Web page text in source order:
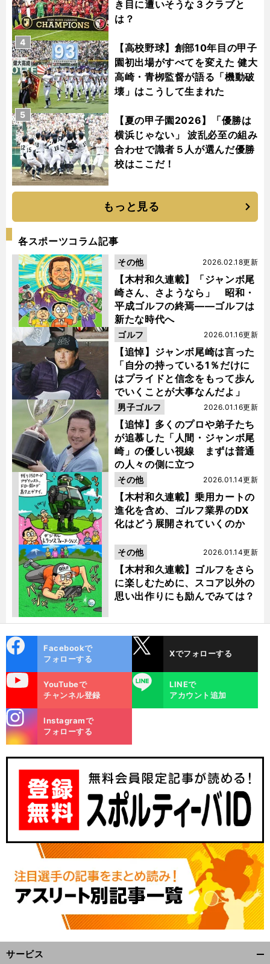
き目に遭いそうな３クラブと
は？
【高校野球】創部10年目の甲子
園初出場がすべてを変えた 健大
高崎・青栁監督が語る「機動破
壊」はこうして生まれた
4
【夏の甲子園2026】「優勝は
横浜じゃない」 波乱必至の組み
合わせで識者５人が選んだ優勝
校はここだ！
5
もっと見る
各スポーツコラム記事
【木村和久連載】「ジャンボ尾
崎さん、さようなら」 昭和・
平成ゴルフの終焉――ゴルフは
新たな時代へ
2026.02.18更新
その他
【追悼】ジャンボ尾崎は言った
「自分の持っている1％だけに
はプライドと信念をもって歩ん
でいくことが大事なんだよ」
2026.01.16更新
ゴルフ
【追悼】多くのプロや弟子たち
が追慕した「人間・ジャンボ尾
崎」の優しい視線 まずは普通
の人々の側に立つ
2026.01.16更新
男子ゴルフ
【木村和久連載】乗用カートの
進化を含め、ゴルフ業界のDX
化はどう展開されていくのか
2026.01.14更新
その他
【木村和久連載】ゴルフをさら
に楽しむために、スコア以外の
思い出作りにも励んでみては？
2026.01.14更新
その他
ok
Facebookで
フォローする
Xでフォローする
YouTubeで
チャンネル登録
LINE
LINEで
アカウント追加
m
Instagramで
フォローする
サービス